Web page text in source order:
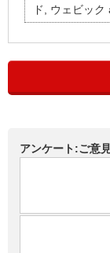
ド, ウェビッ
アンケート:ご意